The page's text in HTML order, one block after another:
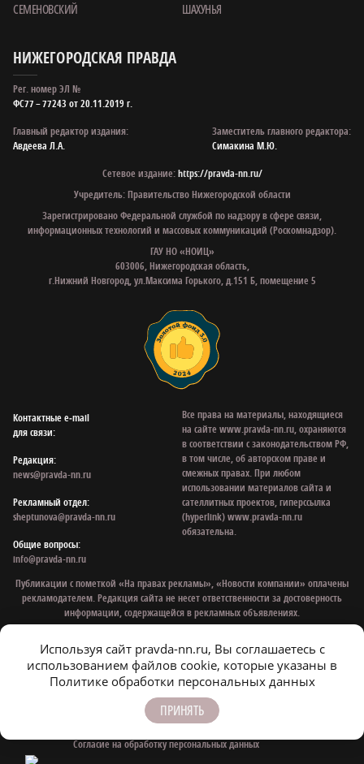
СЕМЕНОВСКИЙ
ШАХУНЬЯ
НИЖЕГОРОДСКАЯ ПРАВДА
Рег. номер ЭЛ №
ФС77 – 77243 от 20.11.2019 г.
Главный редактор издания:
Авдеева Л.А.
Заместитель главного редактора:
Симакина М.Ю.
Сетевое издание:https://pravda-nn.ru/
Учредитель: Правительство Нижегородской области
Зарегистрировано Федеральной службой по надзору в сфере связи,
информационных технологий и массовых коммуникаций (Роскомнадзор).
ГАУ НО «НОИЦ»
603006, Нижегородская область,
г.Нижний Новгород, ул.Максима Горького, д.151 Б, помещение 5
Контактные e‑mail
для связи:
Редакция:
news@pravda-nn.ru
Рекламный отдел:
sheptunova@pravda-nn.ru
Общие вопросы:
info@pravda-nn.ru
Все права на материалы, находящиеся
на сайте www.pravda-nn.ru, охраняются
в соответствии с законодательством РФ,
в том числе, об авторском праве и
смежных правах. При любом
использовании материалов сайта и
сателлитных проектов, гиперссылка
(hyperlink) www.pravda-nn.ru
обязательна.
Публикации с пометкой «На правах рекламы», «Новости компании» оплачены
рекламодателем. Редакция сайта не несет ответственности за достоверность
информации, содержащейся в рекламных объявлениях.
mirtesen,smi2
© 1997 - 2026 Газета «Нижегородская правда»
Политика конфиденциальности
Согласие на обработку персональных данных
Используя сайт pravda-nn.ru, Вы соглашаетесь с
использованием файлов cookie, которые указаны в
Политике обработки персональных данных
ПРИНЯТЬ